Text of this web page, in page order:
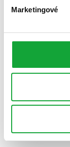
Marketingové